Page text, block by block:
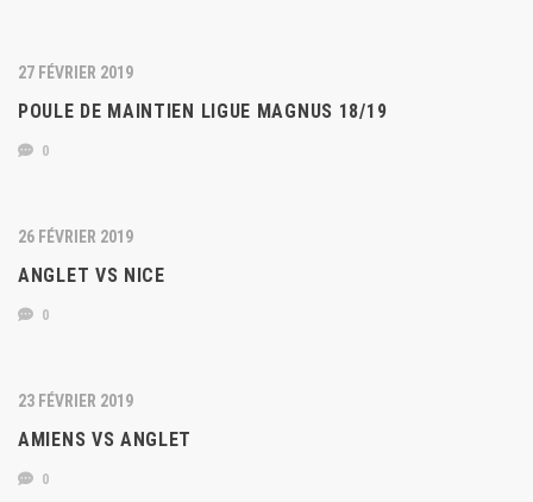
27 FÉVRIER 2019
POULE DE MAINTIEN LIGUE MAGNUS 18/19
0
26 FÉVRIER 2019
ANGLET VS NICE
0
23 FÉVRIER 2019
AMIENS VS ANGLET
0